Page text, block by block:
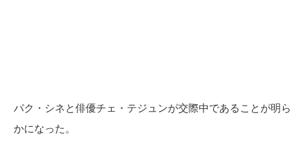
パク・シネと俳優チェ・テジュンが交際中であることが明ら
かになった。